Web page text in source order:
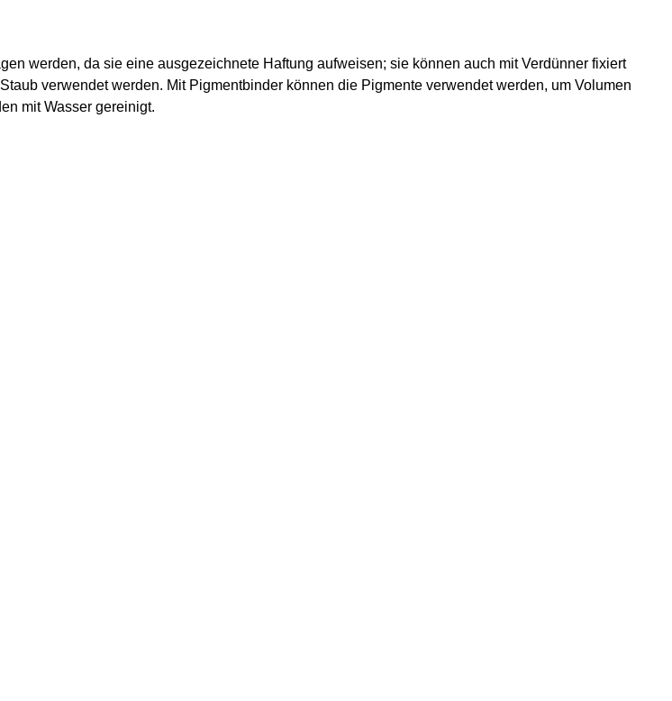
werden, da sie eine ausgezeichnete Haftung aufweisen; sie können auch mit Verdünner fixiert
verwendet werden. Mit Pigmentbinder können die Pigmente verwendet werden, um Volumen
mit Wasser gereinigt.